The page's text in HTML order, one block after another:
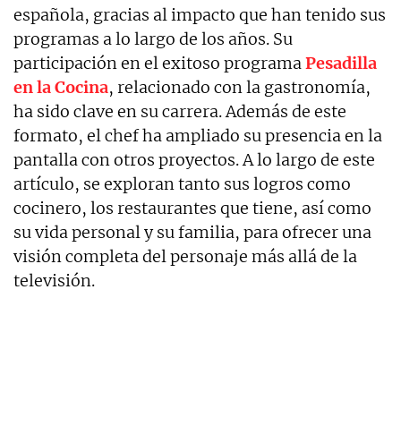
española, gracias al impacto que han tenido sus
programas a lo largo de los años. Su
participación en el exitoso programaPesadilla
en la Cocina, relacionado con la gastronomía,
ha sido clave en su carrera. Además de este
formato, el chef ha ampliado su presencia en la
pantalla con otros proyectos. A lo largo de este
artículo, se exploran tanto sus logros como
cocinero, los restaurantes que tiene, así como
su vida personal y su familia, para ofrecer una
visión completa del personaje más allá de la
televisión.